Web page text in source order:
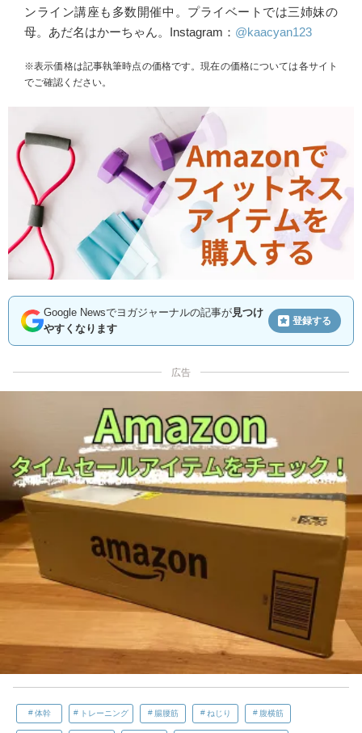
ンライン講座も多数開催中。プライベートでは三姉妹の
母。あだ名はかーちゃん。Instagram： @kaacyan123
※表示価格は記事執筆時点の価格です。現在の価格については各サイト
でご確認ください。
Google Newsでヨガジャーナルの記事が見つけ
やすくなります
登録する
広告
体幹 トレーニング 腸腰筋 ねじり 腹横筋